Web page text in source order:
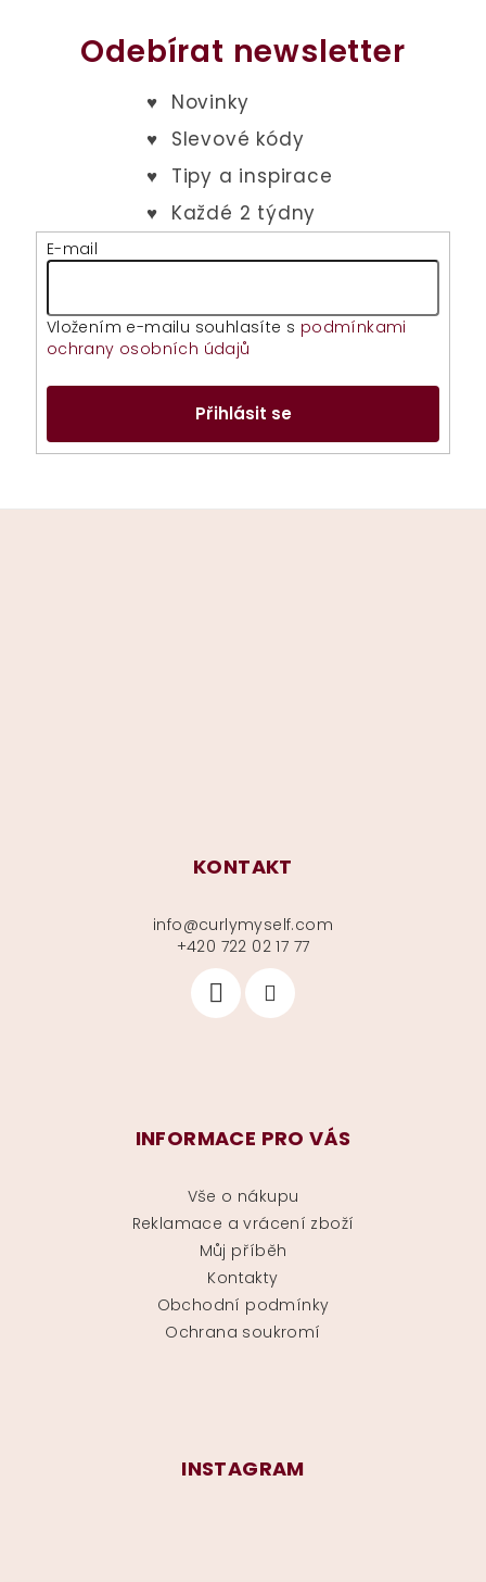
Odebírat newsletter
E-mail
Vložením e-mailu souhlasíte s podmínkami
ochrany osobních údajů
Přihlásit se
KONTAKT
info@curlymyself.com
+420 722 02 17 77
INFORMACE PRO VÁS
Vše o nákupu
Reklamace a vrácení zboží
Můj příběh
Kontakty
Obchodní podmínky
Ochrana soukromí
INSTAGRAM